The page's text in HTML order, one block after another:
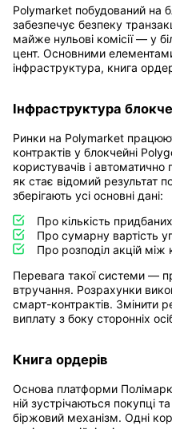
Polymarket побудований на
забезпечує безпеку
майже нульові комісії — у
цент. Основними
інфраструктура, книга
Інфраструктура
Ринки на Polymarket
контрактів у блокчейні
користувачів і автоматично
як стає відомий результат
зберігають усі основні дані:
Про кількість
Про сумарну вартість
Про розподіл акцій між
Перевага такої системи —
втручання. Розрахунки
смарт-контрактів. Змінити
виплату з боку сторонніх
Книга ордерів
Основа платформи
ній зустрічаються покупці
біржовий механізм. Одні